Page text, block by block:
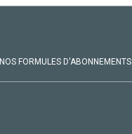
NOS FORMULES D'ABONNEMENTS